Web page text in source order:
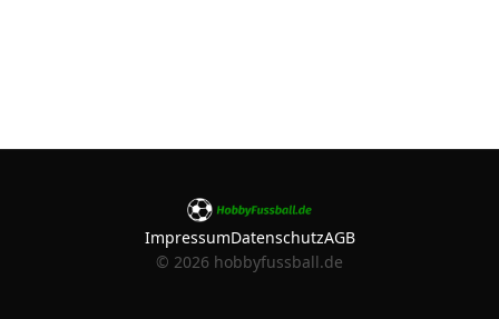
ImpressumDatenschutzAGB
© 2026 hobbyfussball.de